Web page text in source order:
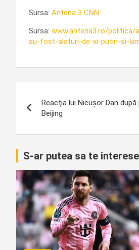
Sursa: Antena 3 CNN
Sursa: www.antena3.ro/politica/
au-fost-alaturi-de-xi-putin-si-
în
articole
Reacția lui Nicușor Dan
Beijing
S-ar putea sa te